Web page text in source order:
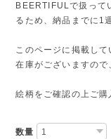
BEERTIFULで扱って
るため、納品までに1
このページに掲載し
在庫がございますので
絵柄をご確認の上ご購
数量